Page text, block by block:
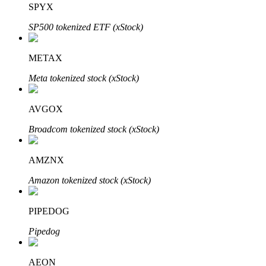
Penguncian BTR
Investasi eksklusif untuk pemegang BTR
Pinjaman
SPYX
SP500 tokenized ETF (xStock)
METAX
Meta tokenized stock (xStock)
AVGOX
Broadcom tokenized stock (xStock)
AMZNX
Amazon tokenized stock (xStock)
PIPEDOG
Pipedog
AEON